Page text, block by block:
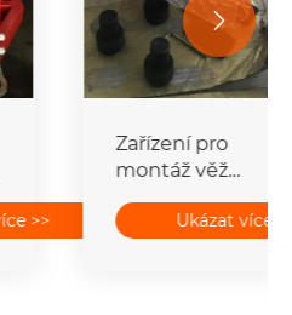
Nástroje pro
montáž věže
Ocelové
kladkostrojeUkázat více >>
